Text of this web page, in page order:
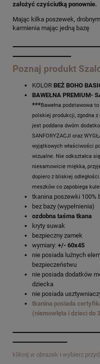
założyć czyściutką ponownie.
Mając kilka poszewek,
karmienia mając jedną bazę
Poznaj produkt
KOLOR BEŻ BOHO
BAWEŁNA PREMIUM-
***Bawełna podstawowa
polskiej produkcji, zgodna
jest poddana dwóm
SANFORYZACJI oraz
wyjątkowych właściwości
wizualne. Nie odkształca
niesamowicie miękka,
dopiero z bliskiej
meszków co zapobiega
tkanina poszewki 100%
bez bazy (wypełnienia)
ozdobna taśma tkana
kryty suwak
bezpieczny zamek
wymiary: +/- 60x45
nie posiada luźnych
bezpieczeństwu
nie posiada dodatków
dziecka
nie posiada
tkanina posiada
(niemowlęta i dzieci do
kliknij w obrazek i wybierz